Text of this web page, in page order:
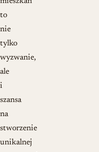
to
nie
tylko
wyzwanie,
ale
i
szansa
na
stworzenie
unikalnej